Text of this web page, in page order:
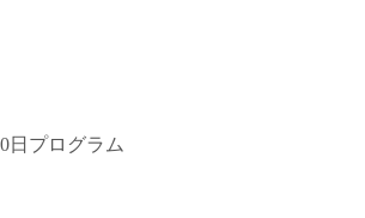
日プログラム